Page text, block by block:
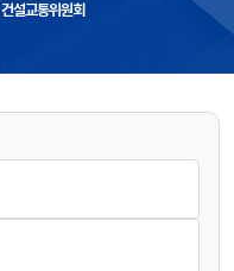
건설교통위원회